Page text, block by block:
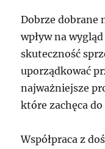
Dobrze dobrane
wpływ na
skuteczność
uporządkować
najważniejsze
które zachęca
Współpraca z